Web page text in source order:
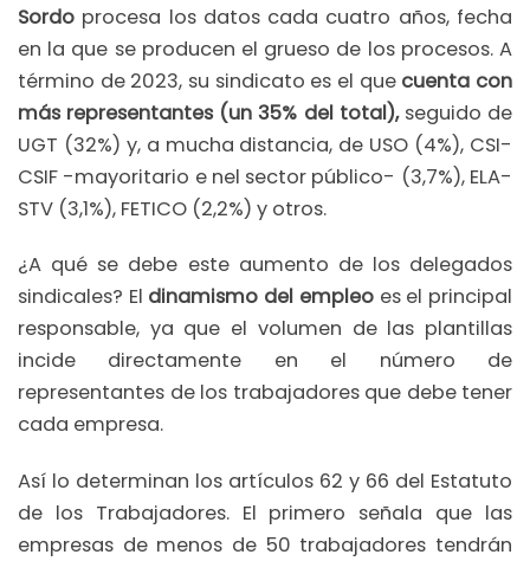
Sordo procesa los datos cada cuatro años, fecha
en la que se producen el grueso de los procesos. A
término de 2023, su sindicato es el que cuenta con
más representantes (un 35% del total), seguido de
UGT (32%) y, a mucha distancia, de USO (4%), CSI-
CSIF -mayoritario e nel sector público- (3,7%), ELA-
STV (3,1%), FETICO (2,2%) y otros.
¿A qué se debe este aumento de los delegados
sindicales? El dinamismo del empleo es el principal
responsable, ya que el volumen de las plantillas
incide directamente en el número de
representantes de los trabajadores que debe tener
cada empresa.
Así lo determinan los artículos 62 y 66 del Estatuto
de los Trabajadores. El primero señala que las
empresas de menos de 50 trabajadores tendrán